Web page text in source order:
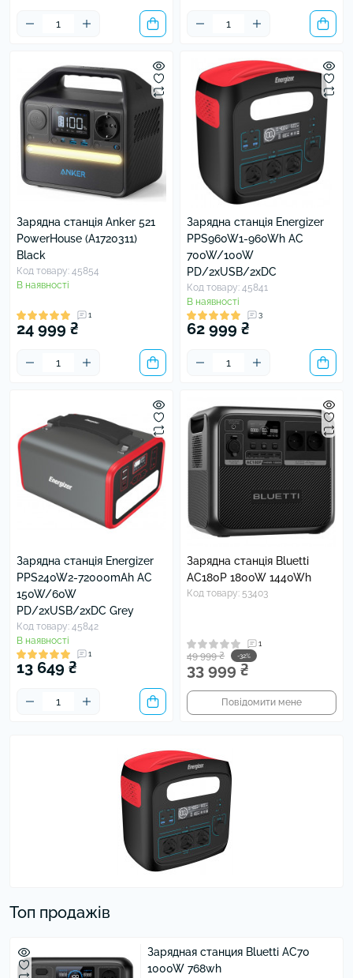
Зарядна станція Anker 521
PowerHouse (A1720311)
Black
Код товару: 45854
В наявності
1
24 999 ₴
Зарядна станція Energizer
PPS960W1-960Wh AC
700W/100W
PD/2xUSB/2xDC
Код товару: 45841
В наявності
3
62 999 ₴
Зарядна станція Energizer
PPS240W2-72000mAh AC
150W/60W
PD/2xUSB/2xDC Grey
Код товару: 45842
В наявності
1
13 649 ₴
Зарядна станція Bluetti
AC180P 1800W 1440Wh
Код товару: 53403
1
49 999 ₴ -32%
33 999 ₴
Повідомити мене
Топ продажів
Зарядная станция Bluetti AC70
1000W 768wh